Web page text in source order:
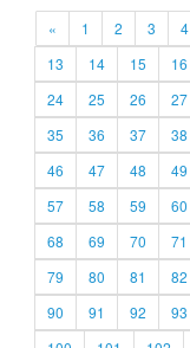
« 1 2 3 4
13
14 15 16
24
25 26 27
35
36 37 38
46
47 48 49
57
58 59 60
68
69 70 71
79
80 81 82
90
91 92 93